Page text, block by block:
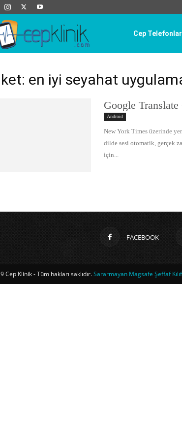
Klinik
Cep
en iyi seyahat
Google
Android
New York Times üzerinde
dilde sesi otomatik, gerçek
için...
FACEBOOK
Cep Klinik - Tüm hakları saklıdır.Sararmayan Magsafe Şeffaf Kılıf